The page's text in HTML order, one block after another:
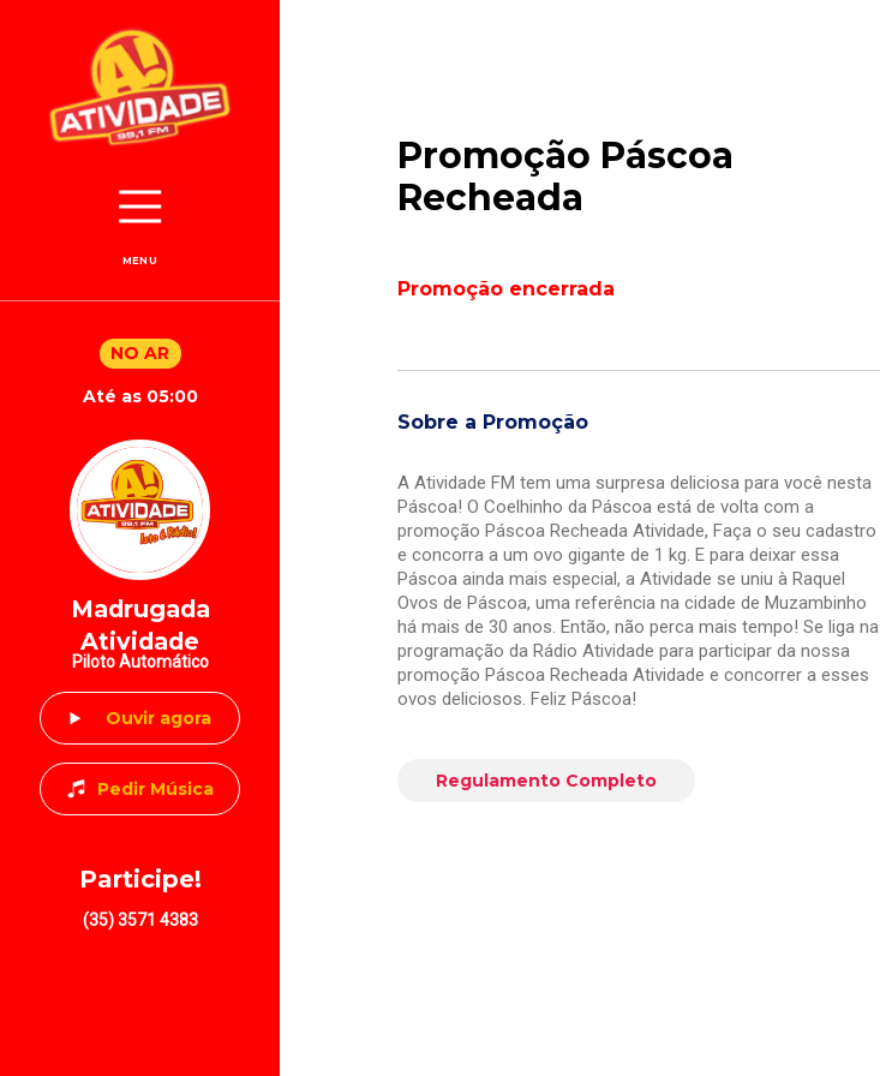
MENU
NO AR
Até as 05:00
Madrugada
Atividade
Piloto Automático
Ouvir agora
Pedir Música
Participe!
(35) 3571 4383
Promoção Páscoa
Recheada
Promoção encerrada
Sobre a Promoção
A Atividade FM tem uma surpresa deliciosa para você nesta
Páscoa! O Coelhinho da Páscoa está de volta com a
promoção Páscoa Recheada Atividade, Faça o seu cadastro
e concorra a um ovo gigante de 1 kg. E para deixar essa
Páscoa ainda mais especial, a Atividade se uniu à Raquel
Ovos de Páscoa, uma referência na cidade de Muzambinho
há mais de 30 anos. Então, não perca mais tempo! Se liga na
programação da Rádio Atividade para participar da nossa
promoção Páscoa Recheada Atividade e concorrer a esses
ovos deliciosos. Feliz Páscoa!
Regulamento Completo